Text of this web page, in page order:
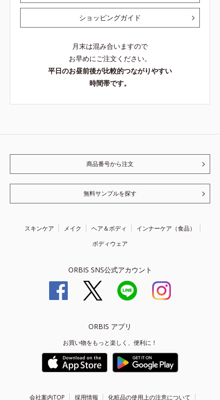
ショッピングガイド
月末は混み合いますので
お早めにご注文ください。
平日のお昼前後が比較的つながりやすい
時間帯です。
商品番号から注文
無料サンプルを探す
スキンケア メイク ヘア＆ボディ
インナーケア（食品）
ボディウェア
ORBIS SNS公式アカウント
ORBIS アプリ
お買い物をもっと楽しく、便利に！
会社案内TOP 採用情報 化粧品の使用上の注意について